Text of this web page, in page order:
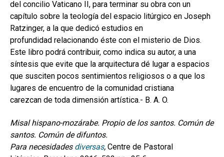
del concilio Vaticano II, para terminar su obra con un
capítulo sobre la teología del espacio litúrgico en Joseph
Ratzinger, a la que dedicó estudios en
profundidad relacionando éste con el misterio de Dios.
Este libro podrá contribuir, como indica su autor, a una
síntesis que evite que la arquitectura dé lugar a espacios
que susciten pocos sentimientos religiosos o a que los
lugares de encuentro de la comunidad cristiana
carezcan de toda dimensión artística.- B. A. O.
Misal hispano-mozárabe. Propio de los santos. Común de
santos. Común de difuntos.
Para necesidades diversas, Centre de Pastoral